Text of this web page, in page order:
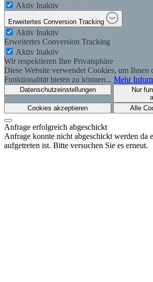
Aktiv Inaktiv
Erweitertes Conversion Tracking
Aktiv Inaktiv
Erweitertes Conversion Tracking
Aktiv Inaktiv
Wir respektieren Ihre Privatsphäre
Diese Website verwendet Cookies, um Ihnen
Funktionalität bieten zu können... Mehr
Datenschutzeinstellungen
Nur
Cookies akzeptieren
Alle
Anfrage erfolgreich abgeschickt
Anfrage konnte nicht abgeschickt werden da
aufgetreten ist. Bitte versuchen Sie es erneut.